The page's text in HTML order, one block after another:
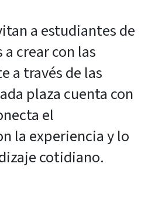
a estudiantes de
crear con las
a través de las
plaza cuenta con
el
la experiencia y lo
cotidiano.